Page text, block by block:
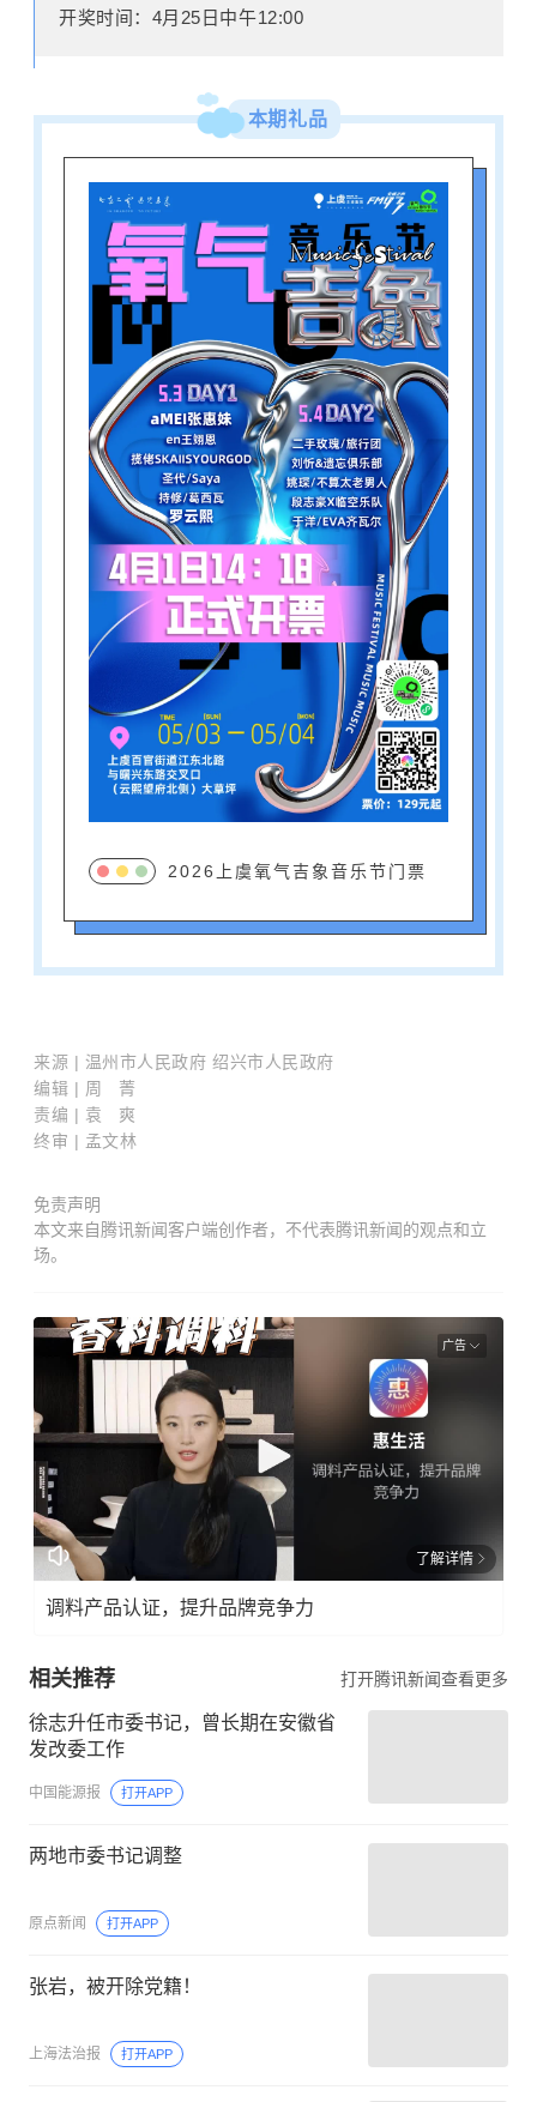
开奖时间：4月25日中午12:00
本期礼品
2026上虞氧气吉象音乐节门票
来源 | 温州市人民政府 绍兴市人民政府
编辑 | 周 菁
责编 | 袁 爽
终审 | 孟文林
免责声明
本文来自腾讯新闻客户端创作者，不代表腾讯新闻的观点和立
场。
广告
了解详情
调料产品认证，提升品牌竞争力
相关推荐 打开腾讯新闻查看更多
徐志升任市委书记，曾长期在安徽省
发改委工作
中国能源报 打开APP
两地市委书记调整
原点新闻 打开APP
张岩，被开除党籍！
上海法治报 打开APP